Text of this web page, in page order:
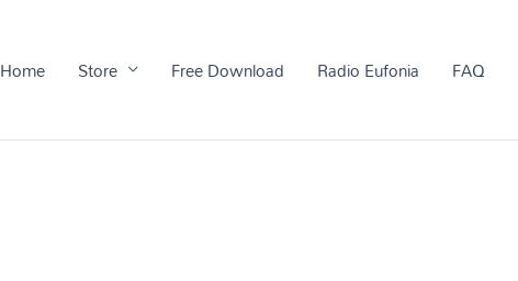
Home Store Free Download Radio Eufonia FAQ